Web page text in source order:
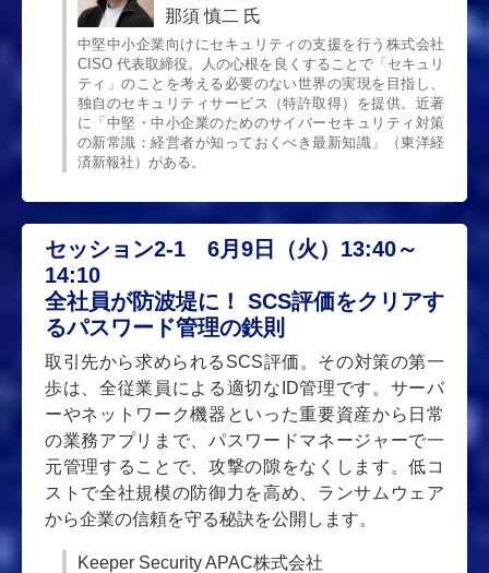
那須 慎二 氏
中堅中小企業向けにセキュリティの支援を行う株式会社
CISO 代表取締役。人の心根を良くすることで「セキュリ
ティ」のことを考える必要のない世界の実現を目指し、
独自のセキュリティサービス（特許取得）を提供。近著
に「中堅・中小企業のためのサイバーセキュリティ対策
の新常識：経営者が知っておくべき最新知識」（東洋経
済新報社）がある。
セッション2-1 6月9日（火）13:40～
14:10
全社員が防波堤に！ SCS評価をクリアす
るパスワード管理の鉄則
取引先から求められるSCS評価。その対策の第一
歩は、全従業員による適切なID管理です。サーバ
ーやネットワーク機器といった重要資産から日常
の業務アプリまで、パスワードマネージャーで一
元管理することで、攻撃の隙をなくします。低コ
ストで全社規模の防御力を高め、ランサムウェア
から企業の信頼を守る秘訣を公開します。
Keeper Security APAC株式会社